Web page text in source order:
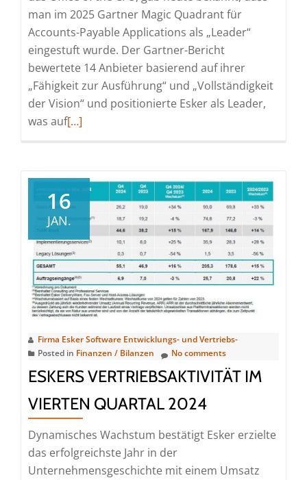
man im 2025 Gartner Magic Quadrant für
Accounts-Payable Applications als „Leader“
eingestuft wurde. Der Gartner-Bericht
bewertete 14 Anbieter basierend auf ihrer
„Fähigkeit zur Ausführung“ und „Vollständigkeit
der Vision“ und positionierte Esker als Leader,
was aufRead
wird
im
ersten
Gartner®
Magic
Quadrant™
für
Accounts
Payable
Applications
als
Leader
geführt
[…]
16
JAN.
Firma Esker Software Entwicklungs- und Vertriebs-
Posted in Finanzen / Bilanzen No comments
ESKERS VERTRIEBSAKTIVITÄT IM
VIERTEN QUARTAL 2024
Dynamisches Wachstum bestätigt Esker erzielte
das erfolgreichste Jahr in der
Unternehmensgeschichte mit einem Umsatz